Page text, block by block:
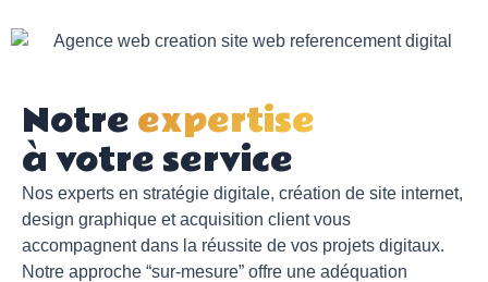
Notreexpertise
à votre service
Nos experts en stratégie digitale, création de site internet,
design graphique et acquisition client vous
accompagnent dans la réussite de vos projets digitaux.
Notre approche “sur-mesure” offre une adéquation